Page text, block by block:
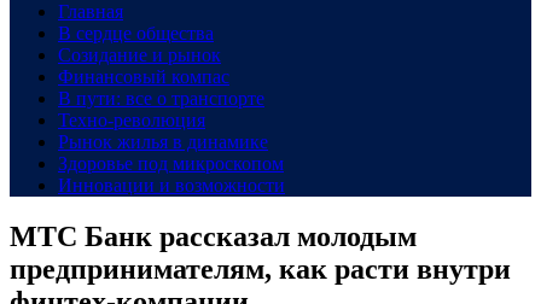
Главная
В сердце общества
Созидание и рынок
Финансовый компас
В пути: все о транспорте
Техно-революция
Рынок жилья в динамике
Здоровье под микроскопом
Инновации и возможности
МТС Банк рассказал молодым
предпринимателям, как расти внутри